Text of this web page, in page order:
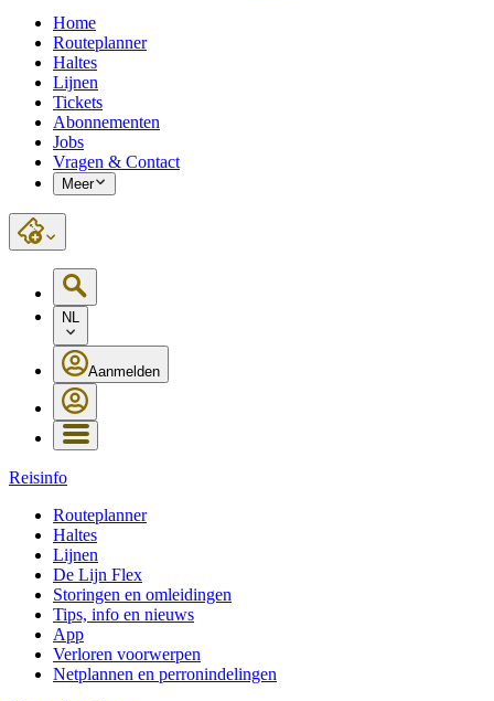
Home
Routeplanner
Haltes
Lijnen
Tickets
Abonnementen
Jobs
Vragen & Contact
Meer
NL
Aanmelden
Reisinfo
Routeplanner
Haltes
Lijnen
De Lijn Flex
Storingen en omleidingen
Tips, info en nieuws
App
Verloren voorwerpen
Netplannen en perronindelingen